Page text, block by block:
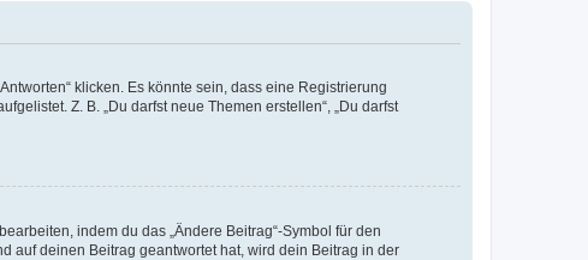
klicken. Es könnte sein, dass eine Registrierung
Z. B. „Du darfst neue Themen erstellen“, „Du darfst
indem du das „Ändere Beitrag“-Symbol für den
auf deinen Beitrag geantwortet hat, wird dein Beitrag in der